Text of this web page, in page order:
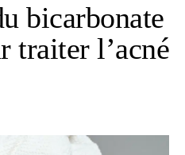
bicarbonate
traiter l’acné